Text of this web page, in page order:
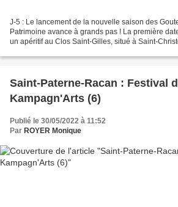
J-5 : Le lancement de la nouvelle saison des
Patrimoine avance à grands pas ! La première
un apéritif au Clos Saint-Gilles, situé à Saint-
Saint-Paterne-Racan : Festival
Kampagn'Arts (6)
Publié le 30/05/2022 à 11:52
Par ROYER Monique